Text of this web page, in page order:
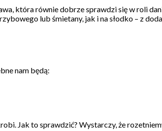
która równie dobrze sprawdzi się w roli
lub śmietany, jak i na słodko – z
nam będą:
Jak to sprawdzić? Wystarczy, że